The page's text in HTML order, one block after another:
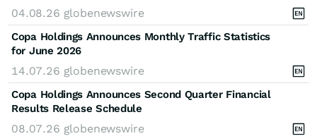
04.08.26 globenewswire
Copa Holdings Announces Monthly Traffic Statistics
for June 2026
14.07.26 globenewswire
Copa Holdings Announces Second Quarter Financial
Results Release Schedule
08.07.26 globenewswire